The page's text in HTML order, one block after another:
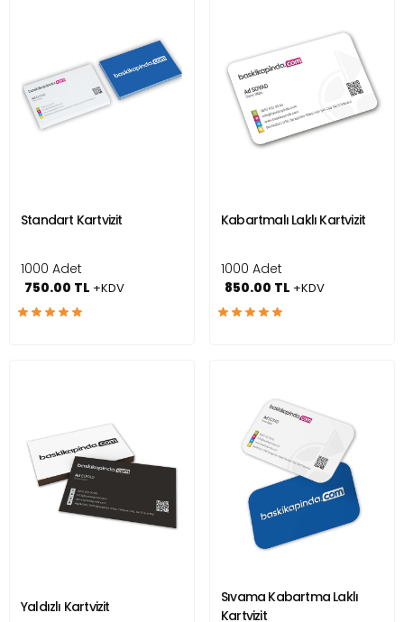
Standart Kartvizit
1000 Adet
750.00 TL +KDV
Kabartmalı Laklı Kartvizit
1000 Adet
850.00 TL +KDV
Yaldızlı Kartvizit
Sıvama Kabartma Laklı
Kartvizit